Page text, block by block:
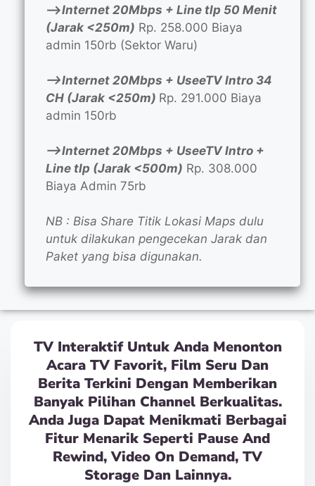
—>Internet 20Mbps + Line tlp 50 Menit
(Jarak <250m) Rp. 258.000 Biaya
admin 150rb (Sektor Waru)
—>Internet 20Mbps + UseeTV Intro 34
CH (Jarak <250m) Rp. 291.000 Biaya
admin 150rb
—>Internet 20Mbps + UseeTV Intro +
Line tlp (Jarak <500m) Rp. 308.000
Biaya Admin 75rb
NB : Bisa Share Titik Lokasi Maps dulu
untuk dilakukan pengecekan Jarak dan
Paket yang bisa digunakan.
TV Interaktif Untuk Anda Menonton
Acara TV Favorit, Film Seru Dan
Berita Terkini Dengan Memberikan
Banyak Pilihan Channel Berkualitas.
Anda Juga Dapat Menikmati Berbagai
Fitur Menarik Seperti Pause And
Rewind, Video On Demand, TV
Storage Dan Lainnya.